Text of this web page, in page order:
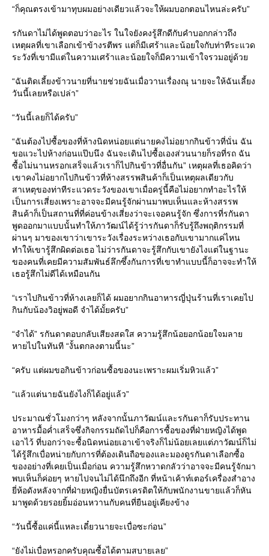
“ก็คุณตรงเข้ามาทุบผมอย่างเดียวแล้วจะให้ผมบอกตอนไหนล่ะครับ”
รกันดาไม่ได้พูดตอบว่าอะไร ในใจยังคงรู้สึกดีกับคำบอกกล่าวถึง
เหตุผลที่เขาเลือกเข้าข้างรตีพร แต่ก็มีเศร้าและน้อยใจกับท่าทีระแวด
ระวังที่เขามีแต่ในความเศร้าและน้อยใจก็มีความเข้าใจรวมอยู่ด้วย
“ฉันติดเลี้ยงข้าวนายที่นายช่วยฉันเมื่อวานเรื่องณุ นายจะให้ฉันเลี้ยง
วันนี้เลยหรือเปล่า”
“วันนี้เลยก็ได้ครับ”
“ฉันต้องไปซื้อของที่ห้างนิดหน่อยแต่นายคงไม่อยากกินข้าวที่นั่น ฉัน
ขอแวะไปห้างก่อนแป๊บนึง ฉันจะเดินไปซื้อเองส่วนนายก็รอที่รถ ฉัน
ซื้อไม่นานหรอกเสร็จแล้วเราก็ไปกินข้าวที่อื่นกัน” เหตุผลที่เธอคิดว่า
เขาคงไม่อยากไปกินข้าวที่ห้างสรรพสินค้าก็เป็นเหตุผลเดียวกับ
สาเหตุของท่าทีระแวดระวังของเขาเมื่อครู่นี้คือไม่อยากทำอะไรให้
เป็นการเสี่ยงเพราะอาจจะมีคนรู้จักผ่านมาพบเห็นและห้างสรรพ
สินค้าก็เป็นสถานที่ที่ค่อนข้างเสี่ยงว่าจะเจอคนรู้จัก ซึ่งการที่รกันดา
พูดออกมาแบบนั้นทำให้ภาวัฒน์ได้รู้ว่ารกันดาก็รับรู้ถึงพฤติกรรมที่
ผ่านๆ มาของเขาว่าเขาระวังเรื่องระหว่างเธอกับเขามากแค่ไหน
ทำให้เขารู้สึกผิดต่อเธอ ไม่ว่ารกันดาจะรู้สึกกับเขายังไงแต่ในฐานะ
ของคนที่เคยมีความสัมพันธ์ลึกซึ้งกันการที่เขาทำแบบนี้ก็อาจจะทำให้
เธอรู้สึกไม่ดีได้เหมือนกัน
“เราไปกินข้าวที่ห้างเลยก็ได้ ผมอยากกินอาหารญี่ปุ่นร้านที่เราเคยไป
กินกับน้องวิอยู่พอดี จำได้มั้ยครับ”
“จำได้” รกันดาตอบกลับเสียงสดใส ความรู้สึกน้อยอกน้อยใจมลาย
หายไปในทันที “งั้นตกลงตามนี้นะ”
“ครับ แต่ผมขอกินข้าวก่อนซื้อของนะเพราะผมเริ่มหิวแล้ว”
“แล้วแต่นายฉันยังไงก็ได้อยู่แล้ว”
ประมาณชั่วโมงกว่าๆ หลังจากนั้นภาวัฒน์และรกันดาก็รับประทาน
อาหารมื้อค่ำเสร็จซึ่งกิจกรรมถัดไปก็คือการซื้อของที่ฝ่ายหญิงได้พูด
เอาไว้ ที่บอกว่าจะซื้อนิดหน่อยเอาเข้าจริงก็ไม่น้อยเลยแต่ภาวัฒน์ก็ไม่
ได้รู้สึกเบื่อหน่ายกับการที่ต้องเดินถือของและมองดูรกันดาเลือกซื้อ
ของอย่างที่เคยเป็นเมื่อก่อน ความรู้สึกหวาดกลัวว่าอาจจะมีคนรู้จักมา
พบเห็นก็ค่อยๆ หายไปจนไม่ได้นึกถึงอีก ที่หน้าเค้าท์เตอร์เครื่องสำอาง
ยี่ห้อดังหลังจากที่ฝ่ายหญิงยื่นบัตรเครดิตให้กับพนักงานขายแล้วก็หัน
มาพูดด้วยรอยยิ้มอ่อนหวานกับคนที่ยืนอยู่เคียงข้าง
“วันนี้ซื้อแค่นี้แหละเดี๋ยวนายจะเบื่อซะก่อน”
“ยังไม่เบื่อหรอกครับคุณซื้อได้ตามสบายเลย”